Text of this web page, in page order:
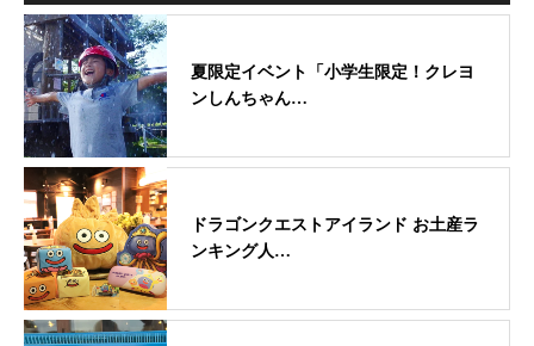
夏限定イベント「小学生限定！クレヨ
ンしんちゃん…
ドラゴンクエストアイランド お土産ラ
ンキング人…